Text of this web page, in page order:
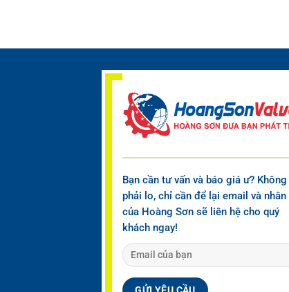
Bạn cần tư vấn và báo giá ư?
phải lo, chỉ cần để lại email và nhân
của Hoàng Sơn sẽ liên hệ cho quý
khách ngay!